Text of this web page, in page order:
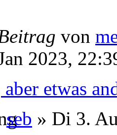
von
2023,
etwas
seb » Di 3.